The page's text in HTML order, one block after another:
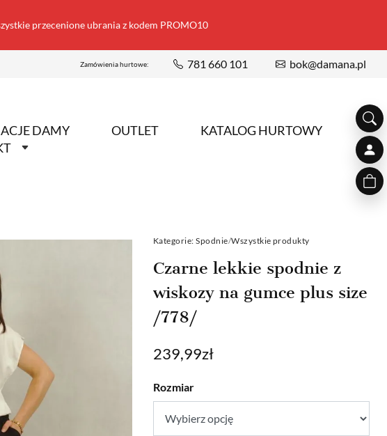
przecenione ubrania z kodem PROMO10
Zamówienia hurtowe: 781 660 101 bok@damana.pl
DAMY OUTLET
KATALOG HURTOWY
Kategorie: Spodnie/Wszystkie produkty
Czarne lekkie spodnie z
wiskozy na gumce plus size
/778/
239,99zł
Rozmiar